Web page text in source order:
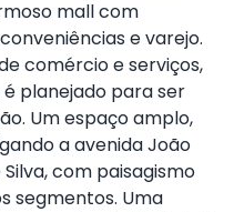
mall com
e varejo.
comércio e serviços,
planejado para ser
Um espaço amplo,
a avenida João
com paisagismo
segmentos. Uma